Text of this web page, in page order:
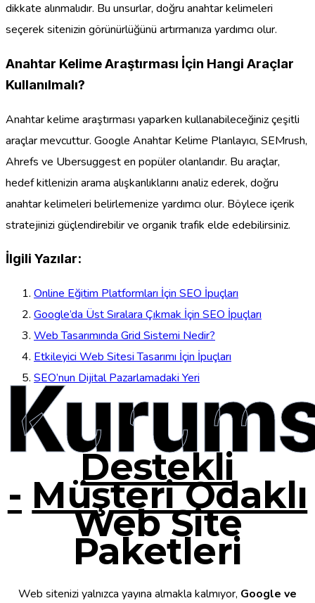
dikkate alınmalıdır. Bu unsurlar, doğru anahtar kelimeleri
seçerek sitenizin görünürlüğünü artırmanıza yardımcı olur.
Anahtar Kelime Araştırması İçin Hangi Araçlar
Kullanılmalı?
Anahtar kelime araştırması yaparken kullanabileceğiniz çeşitli
araçlar mevcuttur. Google Anahtar Kelime Planlayıcı, SEMrush,
Ahrefs ve Ubersuggest en popüler olanlarıdır. Bu araçlar,
hedef kitlenizin arama alışkanlıklarını analiz ederek, doğru
anahtar kelimeleri belirlemenize yardımcı olur. Böylece içerik
stratejinizi güçlendirebilir ve organik trafik elde edebilirsiniz.
İlgili Yazılar:
Online Eğitim Platformları İçin SEO İpuçları
Google’da Üst Sıralara Çıkmak İçin SEO İpuçları
Web Tasarımında Grid Sistemi Nedir?
Etkileyici Web Sitesi Tasarımı İçin İpuçları
SEO’nun Dijital Pazarlamadaki Yeri
Destekli
- Müşteri Odaklı
Web Site
Paketleri
Web sitenizi yalnızca yayına almakla kalmıyor, Google ve